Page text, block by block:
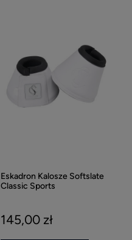
Eskadron Kalosze Softslate
Classic Sports
145,00 zł